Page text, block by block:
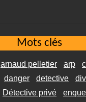
Mots clés
arnaud pelletier arp
danger detective
Détective privé